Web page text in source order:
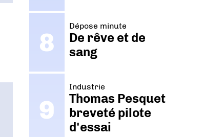
Dépose minute
De rêve et de
sang
Industrie
Thomas Pesquet
breveté pilote
d'essai